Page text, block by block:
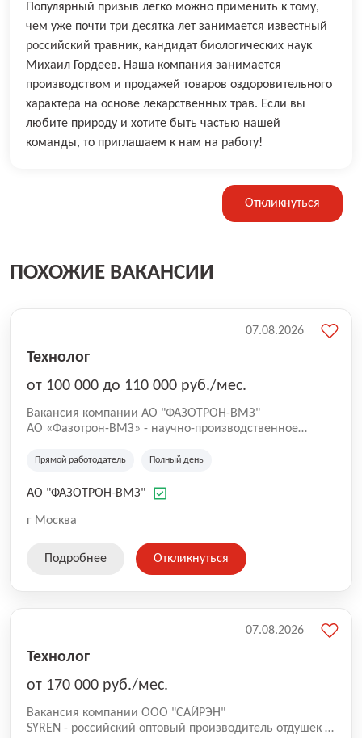
Популярный призыв легко можно применить к тому,
чем уже почти три десятка лет занимается известный
российский травник, кандидат биологических наук
Михаил Гордеев. Наша компания занимается
производством и продажей товаров оздоровительного
характера на основе лекарственных трав. Если вы
любите природу и хотите быть частью нашей
команды, то приглашаем к нам на работу!
Откликнуться
ПОХОЖИЕ ВАКАНСИИ
Технолог
от 100 000 до 110 000 руб./мес.
Вакансия компании АО "ФАЗОТРОН-ВМЗ"
АО «Фазотрон-ВМЗ» - научно-производственное
разработка и производство электронных приборов:
приборов, низкочастотных металлокерамических
полупроводниковых приборов и лазерных гироскопов,
однолучевых и многолучевых и клистронов.
Прямой работодатель Полный день
АО "ФАЗОТРОН-ВМЗ"
г Москва
07.08.2026
Подробнее Откликнуться
Технолог
от 170 000 руб./мес.
Вакансия компании ООО "САЙРЭН"
SYREN - российский оптовый производитель отдушек и
07.08.2026